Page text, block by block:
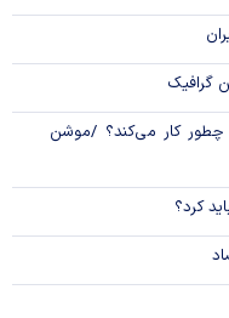
گرافیک
کار می‌کند؟ /موشن
کرد؟